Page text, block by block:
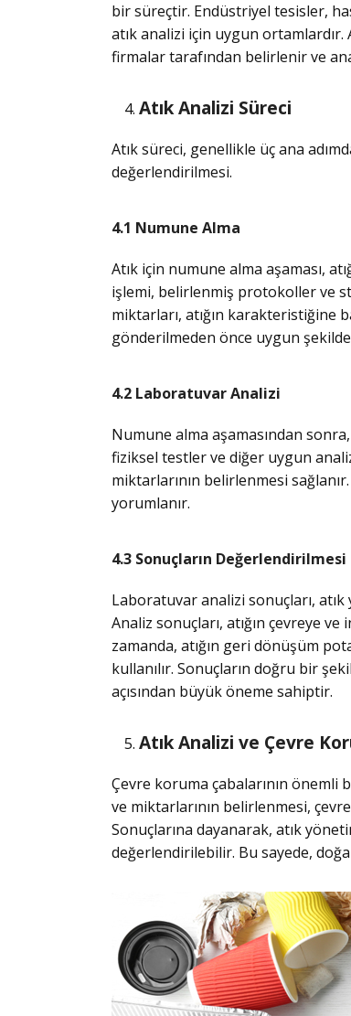
bir süreçtir. Endüstriyel tesisler,
atık analizi için uygun
firmalar tarafından belirlenir ve
Atık Analizi Süreci
Atık süreci, genellikle üç ana
değerlendirilmesi.
4.1 Numune Alma
Atık için numune alma aşaması,
işlemi, belirlenmiş protokoller ve
miktarları, atığın karakteristiğine
gönderilmeden önce uygun şekilde
4.2 Laboratuvar Analizi
Numune alma aşamasından
fiziksel testler ve diğer uygun
miktarlarının belirlenmesi
yorumlanır.
4.3 Sonuçların Değerlendirilmesi
Laboratuvar analizi sonuçları,
Analiz sonuçları, atığın çevreye
zamanda, atığın geri dönüşüm
kullanılır. Sonuçların doğru bir
açısından büyük öneme sahiptir.
Atık Analizi ve Çevre
Çevre koruma çabalarının önemli
ve miktarlarının belirlenmesi,
Sonuçlarına dayanarak, atık
değerlendirilebilir. Bu sayede,